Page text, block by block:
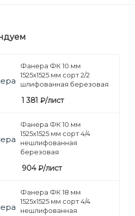
Фанера ФК 10 мм
1525х1525 мм сорт 2/2
шлифованная березовая
1 381 ₽/лист
Фанера ФК 10 мм
1525х1525 мм сорт 4/4
нешлифованная
березовая
904₽/лист
Фанера ФК 18 мм
1525х1525 мм сорт 4/4
нешлифованная